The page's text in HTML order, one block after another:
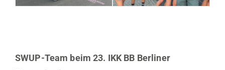
SWUP-Team beim 23. IKK BB Berliner